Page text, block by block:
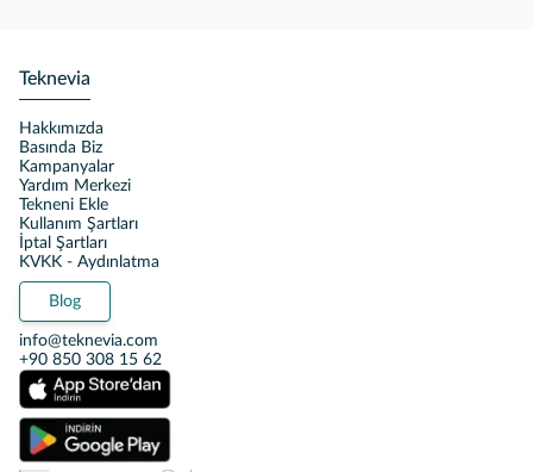
Teknevia
Hakkımızda
Basında Biz
Kampanyalar
Yardım Merkezi
Tekneni Ekle
Kullanım Şartları
İptal Şartları
KVKK - Aydınlatma
Blog
info@teknevia.com
+90 850 308 15 62